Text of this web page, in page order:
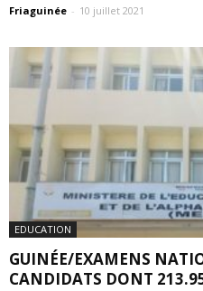
Friaguinée - 10 juillet 2021
EDUCATION
GUINÉE/EXAMENS
CANDIDATS DONT